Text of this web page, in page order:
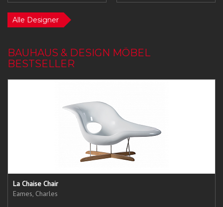
Alle Designer
BAUHAUS & DESIGN MÖBEL
BESTSELLER
La Chaise Chair
Eames, Charles